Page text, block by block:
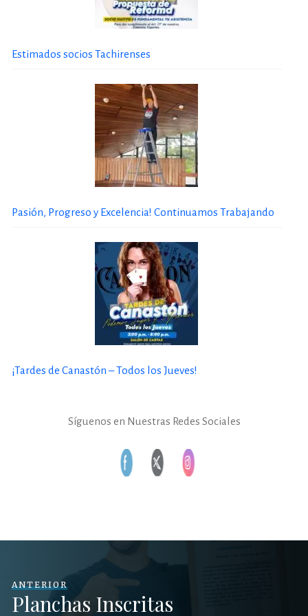
Estimados socios Tachirenses
Pasión, Progreso y Excelencia! Continuamos Trabajando
¡Tardes de Canastón – Todos los Jueves!
Síguenos en Nuestras Redes Sociales
ANTERIOR
Planchas Inscritas